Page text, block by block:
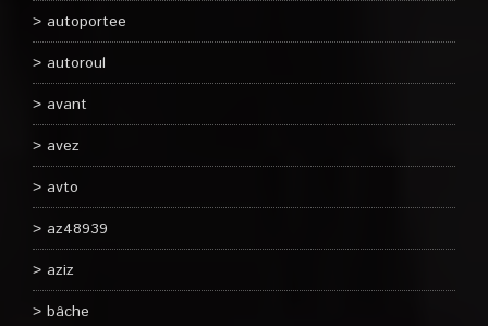
autoportee
autoroul
avant
avez
avto
az48939
aziz
bâche